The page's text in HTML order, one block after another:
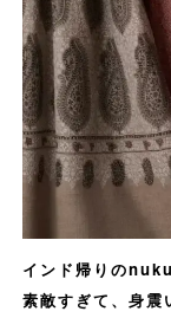
インド帰りの
素敵すぎて、身震